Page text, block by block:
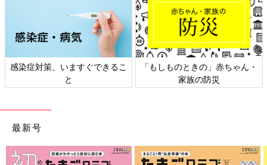
【どうして？】
新生児は哺乳できておむつがきれいで眠れていれば満足でした。
しかし、だんだん人間らしくなり自我が芽生えるとそれだけでは
満足できなくなります。これは病気を意味しているわけではな
く、正常な発達の一環です。夕方や夜暗いときには私たちもなぜ
夜泣きとなってみられます。また、運動できない赤ちゃんにとっ
て泣くことが運動代わりになり、その後しっかり眠れるというメ
感染症対策、いますぐできるこ
と
「もしものときの」赤ちゃん・
家族の防災
最新号